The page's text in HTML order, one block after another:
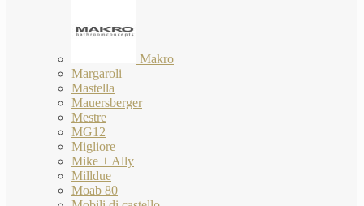
Makro
Margaroli
Mastella
Mauersberger
Mestre
MG12
Migliore
Mike + Ally
Milldue
Moab 80